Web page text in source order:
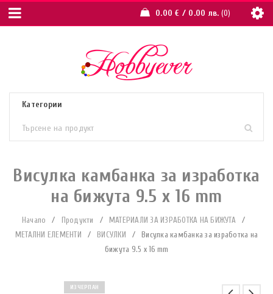
0.00€ / 0.00 лв. 0
Висулка камбанка за изработка
на бижута 9.5 x 16 mm
Начало / Продукти / МАТЕРИАЛИ ЗА ИЗРАБОТКА НА БИЖУТА
/
МЕТАЛНИ ЕЛЕМЕНТИ
/ ВИСУЛКИ /
Висулка камбанка за изработка на
бижута 9.5 x 16 mm
ИЗЧЕРПАН